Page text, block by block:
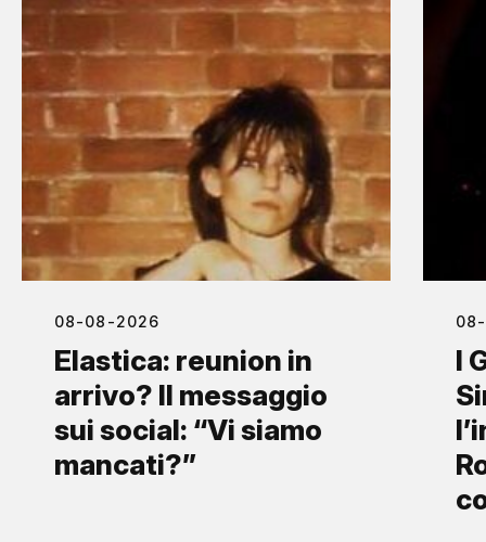
08-08-2026
Elastica: reunion in
arrivo? Il messaggio
sui social: “Vi siamo
mancati?”
I